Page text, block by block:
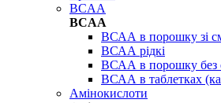
BCAA
BCAA
ВСАА в порошку зі
ВСАА рідкі
ВСАА в порошку без
ВСАА в таблетках
Амінокислоти